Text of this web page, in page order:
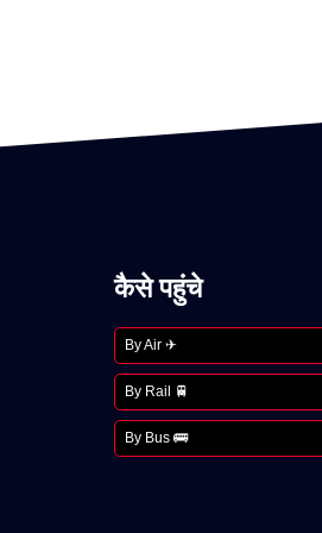
कैसे पहुंचे
By Air ✈
By Rail 🚆
By Bus 🚌